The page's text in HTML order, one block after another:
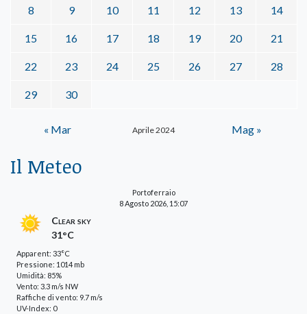
Aprile 2024
8 9 10 11 12 13 14
15 16 17 18 19 20 21
22 23 24 25 26 27 28
29 30
« Mar Mag »
Il Meteo
Portoferraio
8 Agosto 2026, 15:07
Clear sky
31°C
Apparent: 33°C
Pressione: 1014 mb
Umidità: 85%
Vento: 3.3 m/s NW
Raffiche di vento: 9.7 m/s
UV-Index: 0